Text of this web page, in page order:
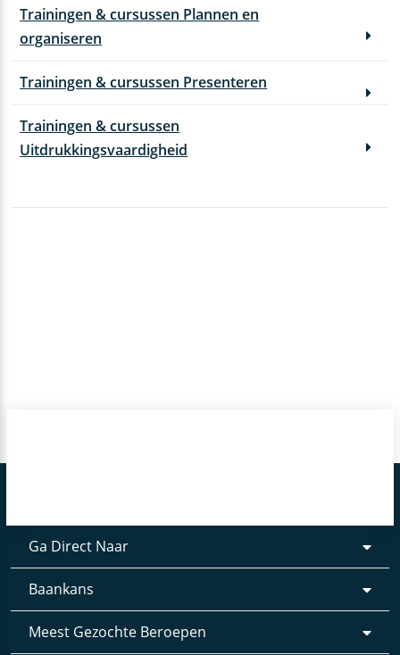
Trainingen & cursussen Plannen en
organiseren
Trainingen & cursussen Presenteren
Trainingen & cursussen
Uitdrukkingsvaardigheid
Ga Direct Naar
Baankans
Meest Gezochte Beroepen